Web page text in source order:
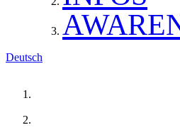
Deutsch